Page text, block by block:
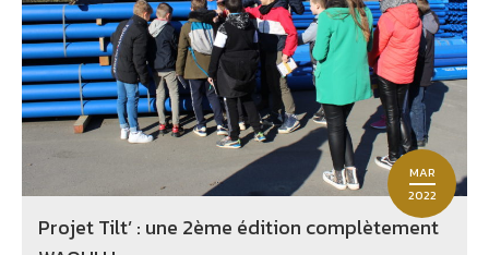
MAR
2022
Projet Tilt’ : une 2ème édition complètement